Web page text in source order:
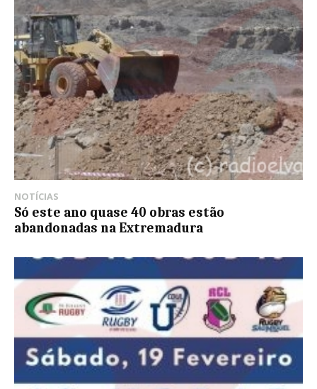
NOTÍCIAS
Só este ano quase 40 obras estão
abandonadas na Extremadura